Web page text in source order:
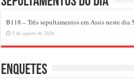
B118 – Três sepultamentos em Assis neste dia
5 de agosto de 2026
Enquetes